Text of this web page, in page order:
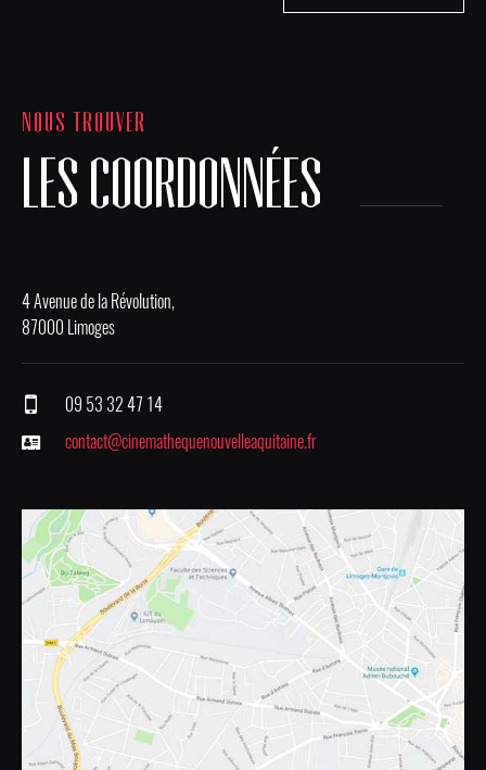
NOUS TROUVER
LES COORDONNÉES
4 Avenue de la Révolution,
87000 Limoges
09 53 32 47 14
contact@cinemathequenouvelleaquitaine.fr